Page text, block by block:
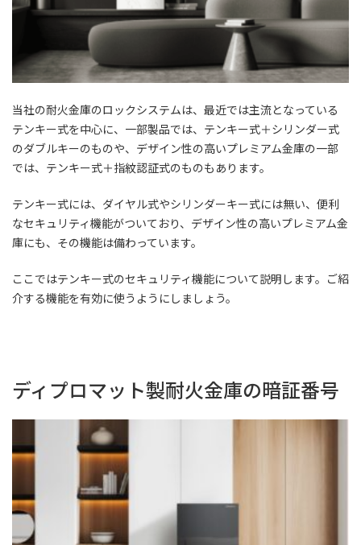
当社の耐火金庫のロックシステムは、最近では主流となっている
テンキー式を中心に、一部製品では、テンキー式＋シリンダー式
のダブルキーのものや、デザイン性の高いプレミアム金庫の一部
では、テンキー式＋指紋認証式のものもあります。
テンキー式には、ダイヤル式やシリンダーキー式には無い、便利
なセキュリティ機能がついており、デザイン性の高いプレミアム金
庫にも、その機能は備わっています。
ここではテンキー式のセキュリティ機能について説明します。ご紹
介する機能を有効に使うようにしましょう。
ディプロマット製耐火金庫の暗証番号